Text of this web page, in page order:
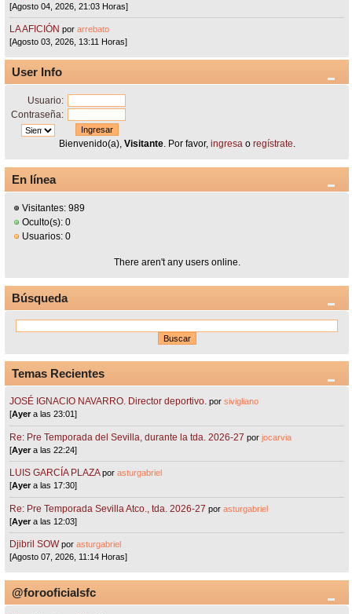
[Agosto 04, 2026, 21:03 Horas]
LA AFICIÓN porarrebato
[Agosto 03, 2026, 13:11 Horas]
User Info
Usuario:
Contraseña:
Bienvenido(a), Visitante. Por favor, ingresao regístrate.
En línea
Visitantes: 989
Oculto(s): 0
Usuarios: 0
There aren't any users online.
Búsqueda
Temas Recientes
JOSÉ IGNACIO NAVARRO. Director deportivo. porsivigliano
[Ayera las 23:01]
Re: Pre Temporada del Sevilla, durante la tda. 2026-27 porjocarvia
[Ayera las 22:24]
LUIS GARCÍA PLAZA porasturgabriel
[Ayera las 17:30]
Re: Pre Temporada Sevilla Atco., tda. 2026-27 porasturgabriel
[Ayera las 12:03]
Djibril SOW porasturgabriel
[Agosto 07, 2026, 11:14 Horas]
@forooficialsfc